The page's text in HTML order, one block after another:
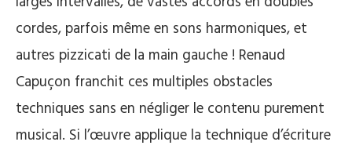
cordes, parfois même en sons harmoniques, et
autres pizzicati de la main gauche ! Renaud
Capuçon franchit ces multiples obstacles
techniques sans en négliger le contenu purement
musical. Si l’œuvre applique la technique d’écriture